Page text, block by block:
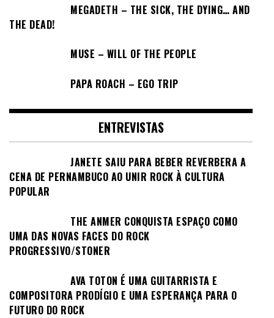
MEGADETH – THE SICK, THE DYING… AND
THE DEAD!
MUSE – WILL OF THE PEOPLE
PAPA ROACH – EGO TRIP
ENTREVISTAS
JANETE SAIU PARA BEBER REVERBERA A
CENA DE PERNAMBUCO AO UNIR ROCK À CULTURA
POPULAR
THE ANMER CONQUISTA ESPAÇO COMO
UMA DAS NOVAS FACES DO ROCK
PROGRESSIVO/STONER
AVA TOTON É UMA GUITARRISTA E
COMPOSITORA PRODÍGIO E UMA ESPERANÇA PARA O
FUTURO DO ROCK